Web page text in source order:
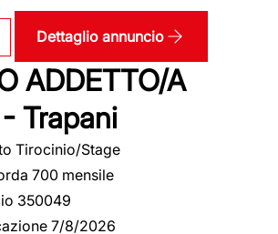
Dettaglio annuncio
ADDETTO/A
Trapani
Tirocinio/Stage
700 mensile
350049
7/8/2026